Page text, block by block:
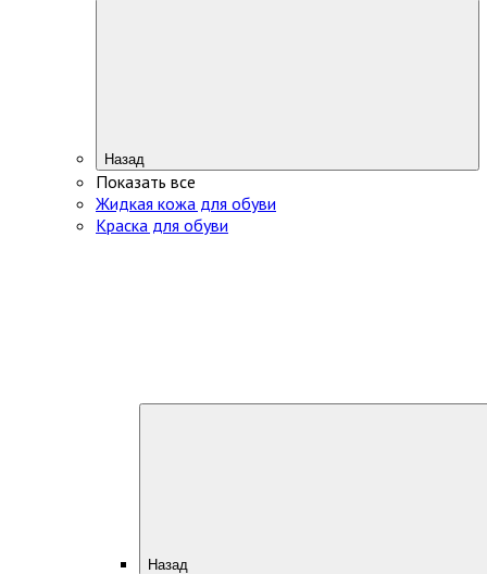
Назад
Показать все
Жидкая кожа для обуви
Краска для обуви
Назад